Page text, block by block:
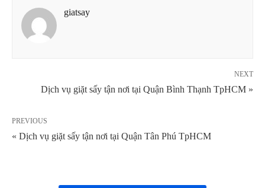
giatsay
NEXT
Dịch vụ giặt sấy tận nơi tại Quận Bình Thạnh TpHCM »
PREVIOUS
« Dịch vụ giặt sấy tận nơi tại Quận Tân Phú TpHCM